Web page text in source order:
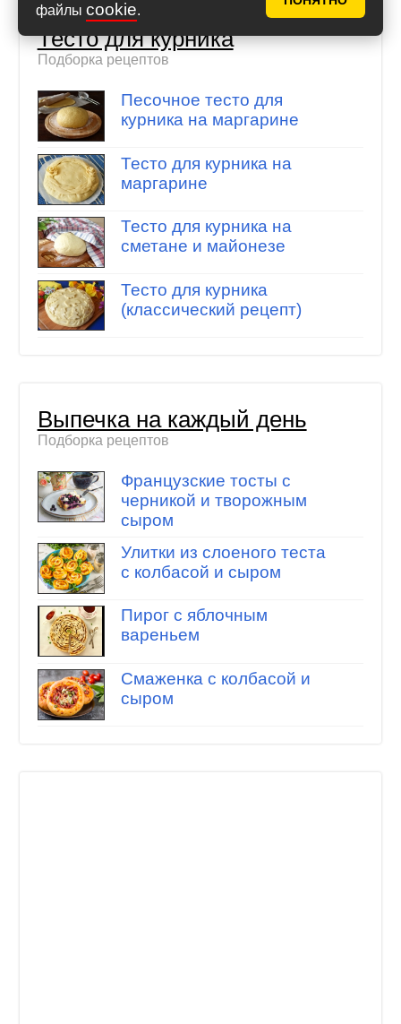
файлы cookie.
Тесто для курника
Подборка рецептов
Песочное тесто для
курника на маргарине
Тесто для курника на
маргарине
Тесто для курника на
сметане и майонезе
Тесто для курника
(классический рецепт)
Выпечка на каждый день
Подборка рецептов
Французские тосты с
черникой и творожным
сыром
Улитки из слоеного теста
с колбасой и сыром
Пирог с яблочным
вареньем
Смаженка с колбасой и
сыром